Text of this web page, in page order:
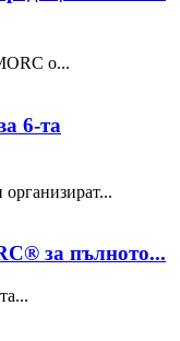
o...
6-та
за пълното...